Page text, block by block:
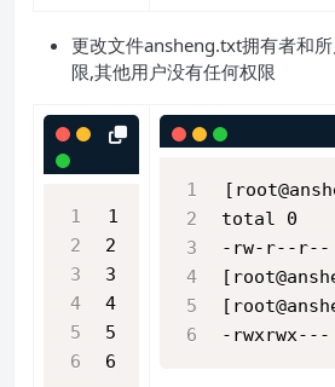
更改文件ansheng.txt拥有者和
限,其他用户没有任何权限
1
2
3
4
5
6
total 0
-rw-r--r--
-